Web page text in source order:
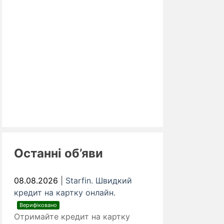
Останні об’яви
08.08.2026
Starfin. Швидкий
кредит на картку онлайн.
Верифіковано
Отримайте кредит на картку